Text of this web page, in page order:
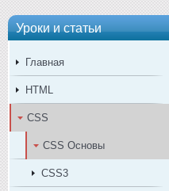
Уроки и статьи
Главная
HTML
CSS
CSS Основы
CSS3